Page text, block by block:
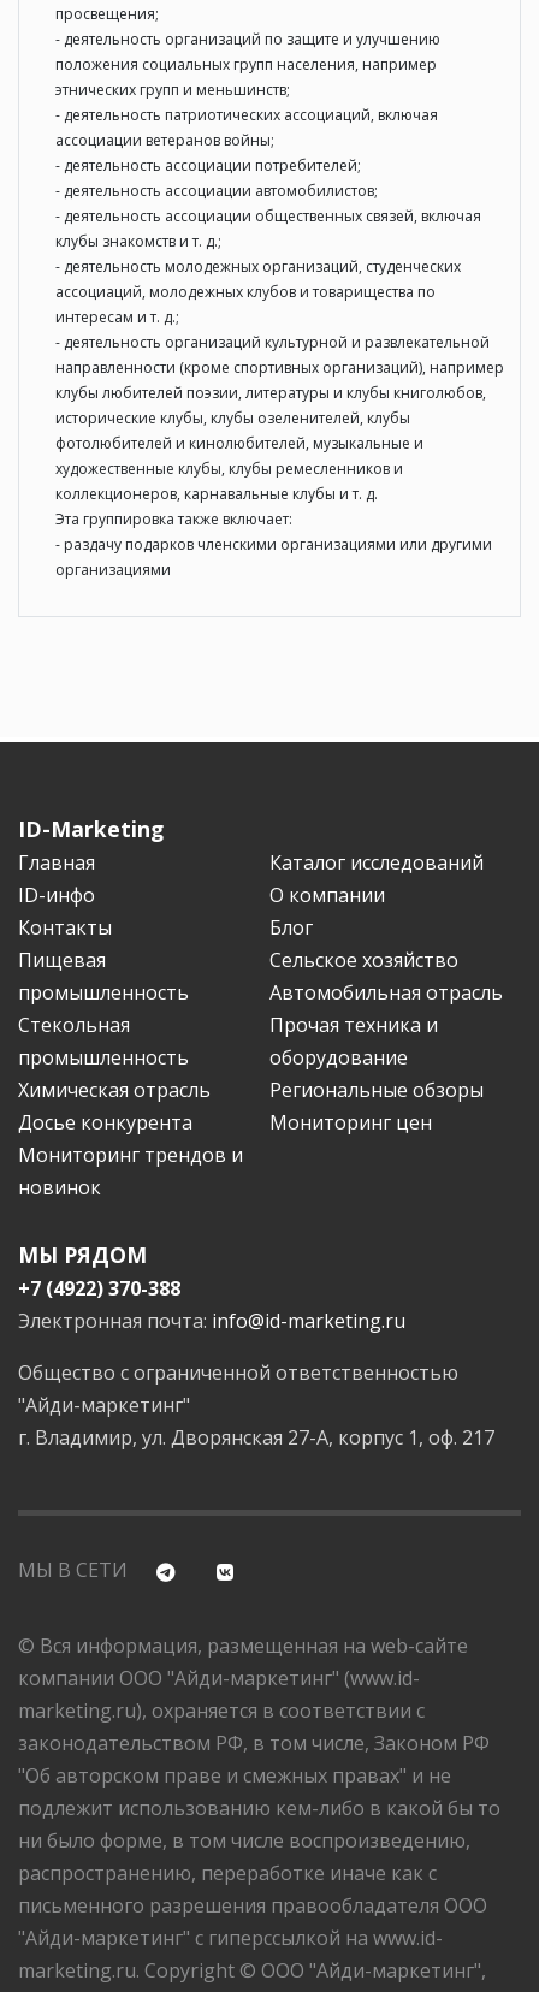
просвещения;
- деятельность организаций по защите и улучшению
положения социальных групп населения, например
этнических групп и меньшинств;
- деятельность патриотических ассоциаций, включая
ассоциации ветеранов войны;
- деятельность ассоциации потребителей;
- деятельность ассоциации автомобилистов;
- деятельность ассоциации общественных связей, включая
клубы знакомств и т. д.;
- деятельность молодежных организаций, студенческих
ассоциаций, молодежных клубов и товарищества по
интересам и т. д.;
- деятельность организаций культурной и развлекательной
направленности (кроме спортивных организаций), например
клубы любителей поэзии, литературы и клубы книголюбов,
исторические клубы, клубы озеленителей, клубы
фотолюбителей и кинолюбителей, музыкальные и
художественные клубы, клубы ремесленников и
коллекционеров, карнавальные клубы и т. д.
Эта группировка также включает:
- раздачу подарков членскими организациями или другими
организациями
ID-Marketing
Главная
Каталог исследований
ID-инфо
О компании
Контакты
Блог
Пищевая
промышленность
Сельское хозяйство
Автомобильная отрасль
Стекольная
промышленность
Прочая техника и
оборудование
Химическая отрасль
Региональные обзоры
Досье конкурента
Мониторинг цен
Мониторинг трендов и
новинок
МЫ РЯДОМ
+7 (4922) 370-388
Электронная почта: info@id-marketing.ru
Общество с ограниченной ответственностью
"Айди-маркетинг"
г. Владимир, ул. Дворянская 27-А, корпус 1, оф. 217
МЫ В СЕТИ
© Вся информация, размещенная на web-сайте
компании ООО "Айди-маркетинг" (www.id-
marketing.ru), охраняется в соответствии с
законодательством РФ, в том числе, Законом РФ
"Об авторском праве и смежных правах" и не
подлежит использованию кем-либо в какой бы то
ни было форме, в том числе воспроизведению,
распространению, переработке иначе как с
письменного разрешения правообладателя ООО
"Айди-маркетинг" с гиперссылкой на www.id-
marketing.ru. Copyright © ООО "Айди-маркетинг",